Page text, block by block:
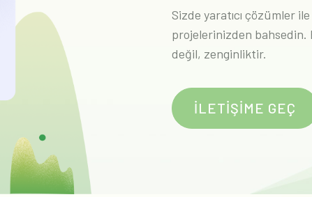
Sizde yaratıcı çözümler
projelerinizden bahsedin.
değil, zenginliktir.
İLETİŞİME GEÇ